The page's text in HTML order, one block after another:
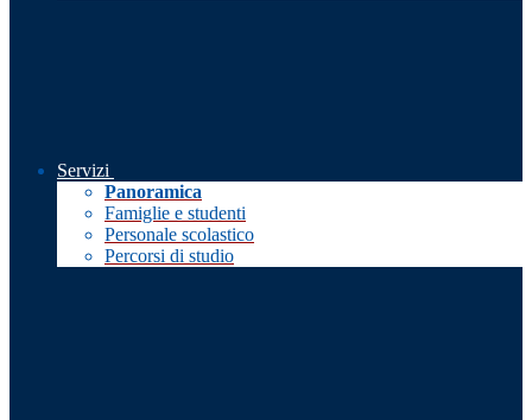
Servizi
Panoramica
Famiglie e studenti
Personale scolastico
Percorsi di studio